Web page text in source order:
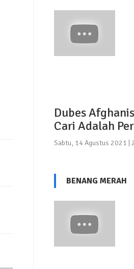
Dubes
Cari Adalah
Sabtu, 14 Agustus 2021 |
BENANG MERAH